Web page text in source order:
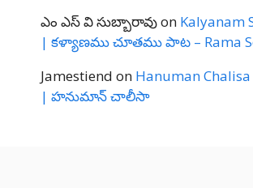
ఎం ఎస్ వి సుబ్బారావుon Kalyanam
| కళ్యాణము చూతము పాట – Rama
Jamestiend on Hanuman
| హనుమాన్ చాలీసా